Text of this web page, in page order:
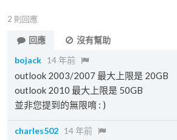
2 則回應
回應
沒有幫助
bojack 14 年前
outlook 2003/2007 最大上限是 20GB
outlook 2010 最大上限是 50GB
並非您提到的無限唷 : )
charles502 14 年前